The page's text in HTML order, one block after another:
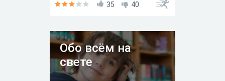
35 40
Обо всём на
свете